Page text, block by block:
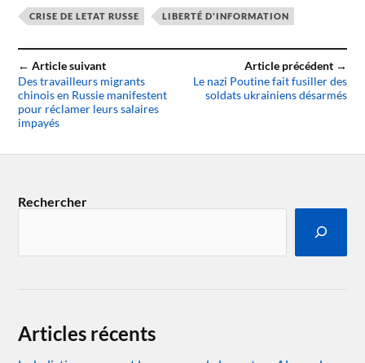
CRISE DE LETAT RUSSE LIBERTÉ D'INFORMATION
← Article suivant
Des travailleurs migrants
chinois en Russie manifestent
pour réclamer leurs salaires
impayés
Article précédent →
Le nazi Poutine fait fusiller des
soldats ukrainiens désarmés
Rechercher
Articles récents